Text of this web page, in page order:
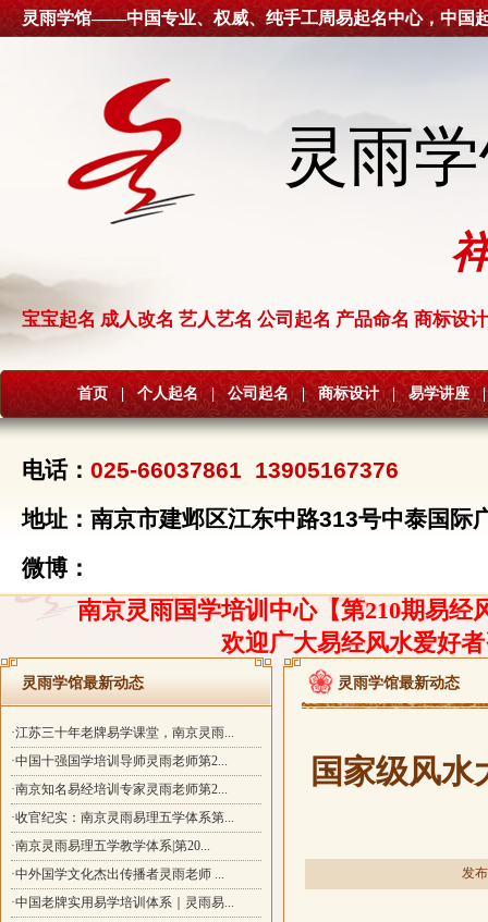
灵雨学馆——中国专业、权威、纯手工周易起名中心，中国
灵雨
宝宝起名 成人改名 艺人艺名 公司起名 产品命名 商标设计
首页 | 个人起名 | 公司起名 | 商标设计 | 易学讲座 |
电话： 025-66037861 13905167376
地址：南京市建邺区江东中路313号中泰国际
微博：
南京灵雨国学培训中心【第210期易经
欢迎广大易经风水爱好
灵雨学馆最新动态
·江苏三十年老牌易学课堂，南京灵雨...
·中国十强国学培训导师灵雨老师第2...
·南京知名易经培训专家灵雨老师第2...
·收官纪实：南京灵雨易理五学体系第...
·南京灵雨易理五学教学体系|第20...
·中外国学文化杰出传播者灵雨老师 ...
·中国老牌实用易学培训体系｜灵雨易...
灵雨学馆最新动态
国家级风
发